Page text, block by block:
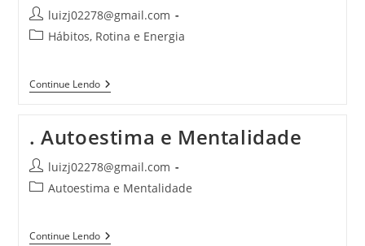
luizj02278@gmail.com
Hábitos, Rotina e Energia
Continue Lendo
. Autoestima e Mentalidade
luizj02278@gmail.com
Autoestima e Mentalidade
Continue Lendo